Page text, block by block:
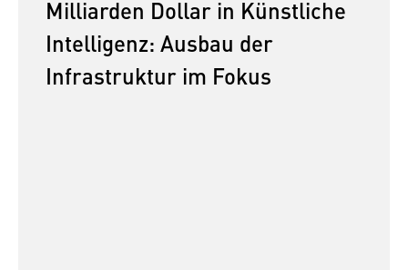
Milliarden Dollar in Künstliche
Intelligenz: Ausbau der
Infrastruktur im Fokus